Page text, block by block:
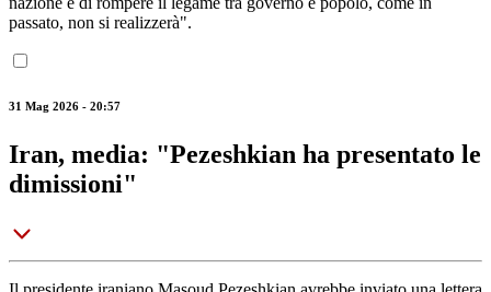
passato, non si realizzerà".
31 Mag 2026 - 20:57
Iran, media: "Pezeshkian ha presentato le
dimissioni"